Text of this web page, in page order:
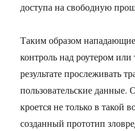
доступа на свободную
Таким образом
контроль над роутером
результате прослеживать
пользовательские
кроется не только в такой
созданный прототип